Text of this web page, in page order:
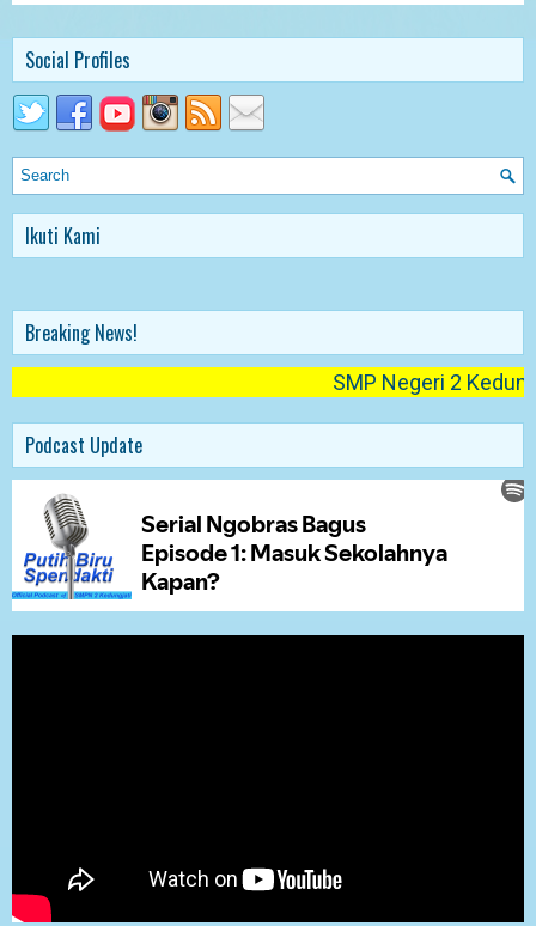
Social Profiles
Ikuti Kami
Breaking News!
SMP Negeri 2
Podcast Update